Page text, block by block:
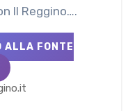
Il Reggino….
ALLA FONTE